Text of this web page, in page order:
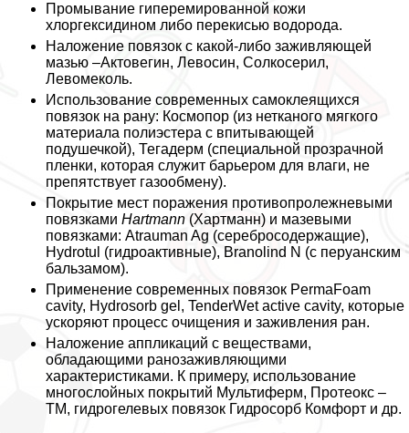
Промывание гиперемированной кожи
хлоргексидином либо перекисью водорода.
Наложение повязок с какой-либо заживляющей
мазью –Актовегин, Левосин, Солкосерил,
Левомеколь.
Использование современных самоклеящихся
повязок на рану: Космопор (из нетканого мягкого
материала полиэстера с впитывающей
подушечкой), Тегадерм (специальной прозрачной
пленки, которая служит барьером для влаги, не
препятствует газообмену).
Покрытие мест поражения противопролежневыми
повязками Hartmann (Хартманн) и мазевыми
повязками: Atrauman Ag (серебросодержащие),
Hydrotul (гидроактивные), Branolind N (с перуанским
бальзамом).
Применение современных повязок PermaFoam
cavity, Hydrosorb gel, TenderWet active cavity, которые
ускоряют процесс очищения и заживления ран.
Наложение аппликаций с веществами,
обладающими ранозаживляющими
хаpaктеристиками. К примеру, использование
многослойных покрытий Мультиферм, Протеокс –
ТМ, гидрогелевых повязок Гидросорб Комфорт и др.